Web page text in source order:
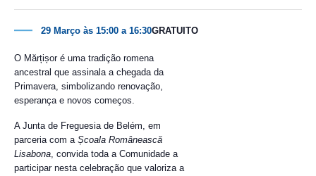
29 Março às 15:00 a16:30GRATUITO
O Mărțișor é uma tradição romena
ancestral que assinala a chegada da
Primavera, simbolizando renovação,
esperança e novos começos.
A Junta de Freguesia de Belém, em
parceria com a Școala Românească
Lisabona, convida toda a Comunidade a
participar nesta celebração que valoriza a